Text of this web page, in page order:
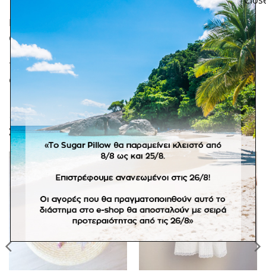
Babywalker 3044, υφασμάτινο δετό μποτάκι σε γκρι
απόχρωση. Size guide 4.
*Τα παπούτσια σε προσφορά αποτελούν προϊόν σε
στοκ. Αλλαγές δεν επιτρέπονται.
ΣΧΕΤΙΚΆ ΠΡΟΪΌΝΤΑ
Πρόσθήκη
λίστα
επιθυμιών
Πρόσθήκη
στην
λίστα
επιθυμιών